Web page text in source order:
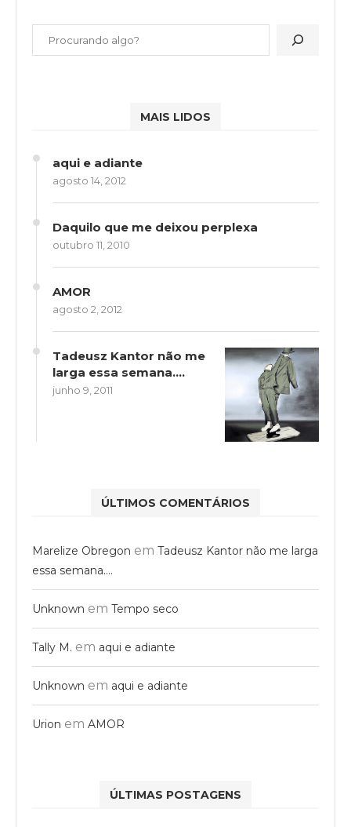
MAIS LIDOS
aqui e adiante
agosto 14, 2012
Daquilo que me deixou perplexa
outubro 11, 2010
AMOR
agosto 2, 2012
Tadeusz Kantor não me
larga essa semana….
junho 9, 2011
ÚLTIMOS COMENTÁRIOS
Marelize Obregon em Tadeusz Kantor não me larga
essa semana….
Unknown em Tempo seco
Tally M. em aqui e adiante
Unknown em aqui e adiante
Urion em AMOR
ÚLTIMAS POSTAGENS